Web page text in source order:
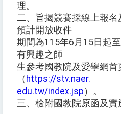
理。
二、旨揭競賽採線上報名
預計開放收件
期間為115年6月15日起
有興趣之師
生參考國教院及愛學網首
（ https://stv.naer.
edu.tw/index.jsp ）。
三、檢附國教院原函及實